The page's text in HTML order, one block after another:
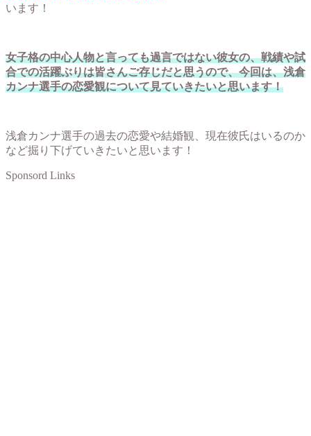
います！
女子格の中心人物と言っても過言ではない彼女の、戦績や試
合での活躍ぶりは皆さんご存じだと思うので、今回は、浅倉
カンナ選手の恋愛観について見ていきたいと思います！
浅倉カンナ選手の過去の恋愛や結婚観、現在彼氏はいるのか
など掘り下げていきたいと思います！
Sponsord Links